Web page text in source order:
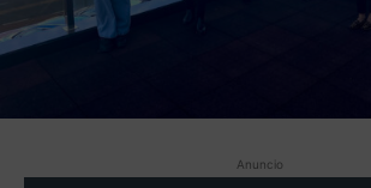
Anuncio